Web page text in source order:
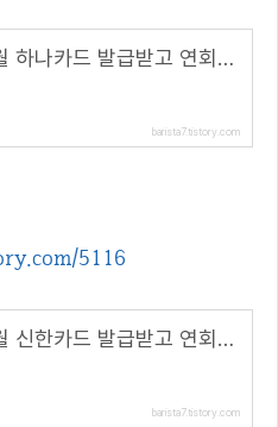
앱테크, 11월 하나카드 발급받고 연회비 100% 캐시백 받기
barista7.tistory.com
5116
앱테크, 11월 신한카드 발급받고 연회비 100% 캐시백 받아요
barista7.tistory.com